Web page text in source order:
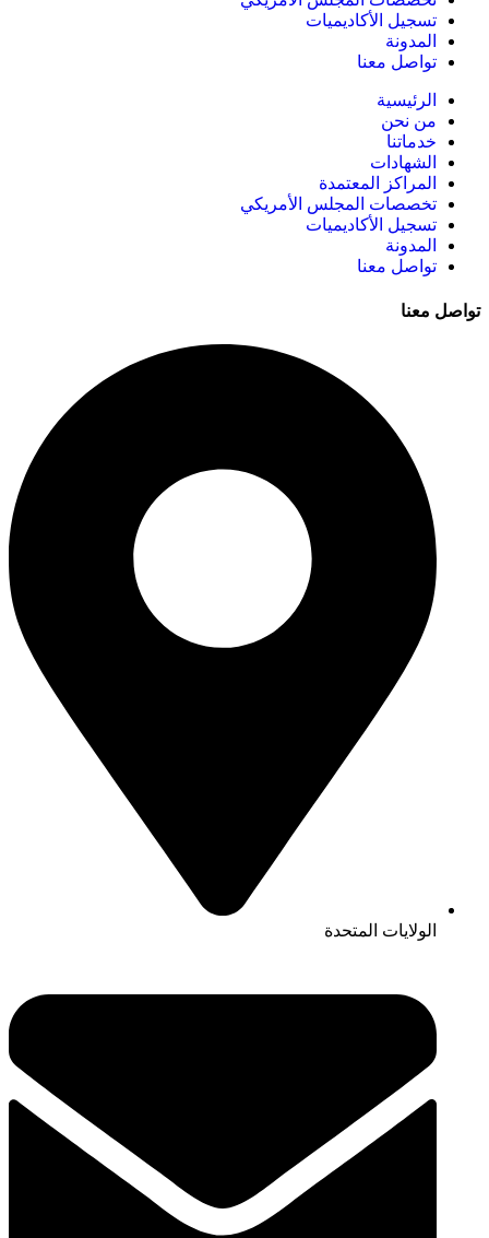
تسجيل الأكاديميات
المدونة
تواصل معنا
الرئيسية
من نحن
خدماتنا
الشهادات
المراكز المعتمدة
تخصصات المجلس الأمريكي
تسجيل الأكاديميات
المدونة
تواصل معنا
تواصل معنا
الولايات المتحدة